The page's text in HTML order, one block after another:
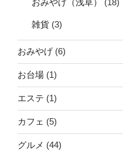
雑貨 (3)
おみやげ (6)
お台場 (1)
エステ (1)
カフェ (5)
グルメ (44)